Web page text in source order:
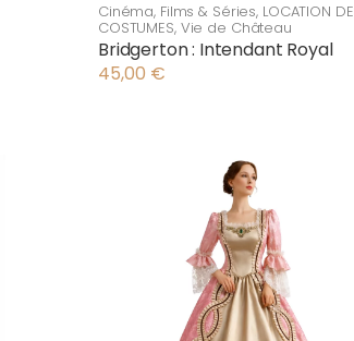
Cinéma, Films & Séries, LOCATION DE
COSTUMES, Vie de Château
Bridgerton : Intendant Royal
45,00 €